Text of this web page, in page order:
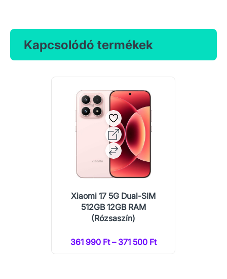
Kapcsolódó termékek
Xiaomi 17 5G Dual-SIM
512GB 12GB RAM
(Rózsaszín)
361 990 Ft – 371 500 Ft